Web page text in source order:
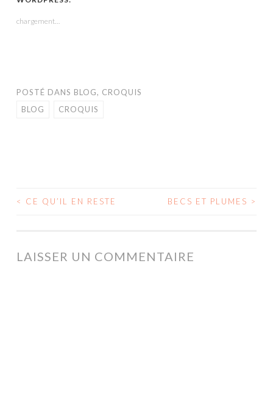
chargement…
POSTÉ DANS BLOG, CROQUIS
BLOG
CROQUIS
NAVIGATION
ARTICLES
< CE QU’IL EN RESTE BECS ET PLUMES >
LAISSER UN COMMENTAIRE